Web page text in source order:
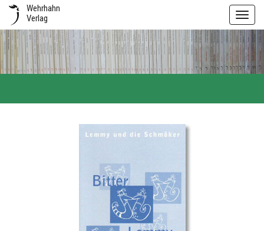
Wehrhahn
Verlag